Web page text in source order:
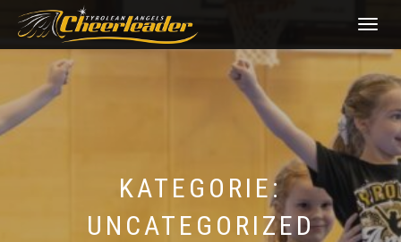
KATEGORIE:
UNCATEGORIZED